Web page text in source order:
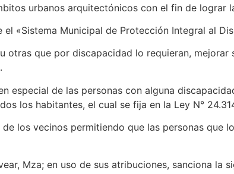
urbanos arquitectónicos con el fin de lograr
«Sistema Municipal de Protección Integral al
otras que por discapacidad lo requieran,
especial de las personas con alguna
los habitantes, el cual se fija en la Ley N°
los vecinos permitiendo que las personas que
Mza; en uso de sus atribuciones, sanciona la